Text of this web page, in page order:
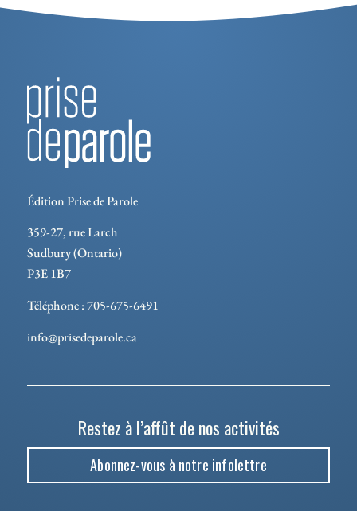
Édition Prise de Parole
359-27, rue Larch
Sudbury (Ontario)
P3E 1B7
Téléphone : 705-675-6491
info@prisedeparole.ca
Restez à l’affût de nos activités
Abonnez-vous à notre infolettre